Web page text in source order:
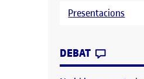
Presentacions
DEBAT